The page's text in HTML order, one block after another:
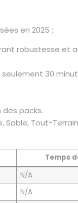
en 2025 :
robustesse
30
packs.
Sable, Tout-
Temps
N/A
N/A